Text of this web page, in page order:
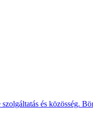
és közösség.